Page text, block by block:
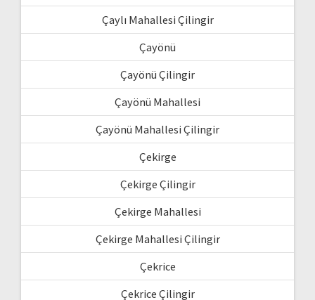
Çaylı Mahallesi Çilingir
Çayönü
Çayönü Çilingir
Çayönü Mahallesi
Çayönü Mahallesi Çilingir
Çekirge
Çekirge Çilingir
Çekirge Mahallesi
Çekirge Mahallesi Çilingir
Çekrice
Çekrice Çilingir